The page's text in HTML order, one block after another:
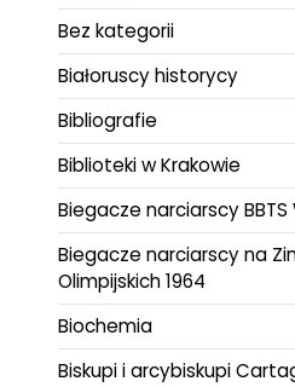
Bez kategorii
Białoruscy historycy
Bibliografie
Biblioteki w Krakowie
Biegacze narciarscy BBTS
Biegacze narciarscy na
Olimpijskich 1964
Biochemia
Biskupi i arcybiskupi